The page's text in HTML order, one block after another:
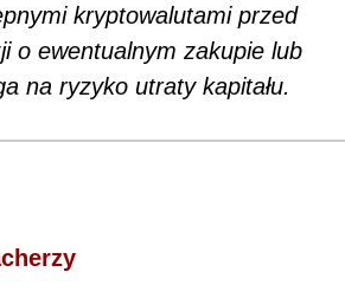
kryptowalutami przed
o ewentualnym zakupie lub
na ryzyko utraty kapitału.